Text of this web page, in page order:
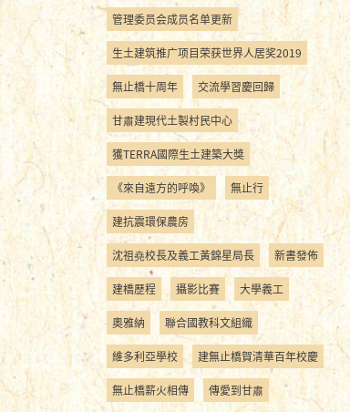
管理委员会成员名单更新
生土建筑推广项目荣获世界人居奖2019
無止橋十周年 交流學習慶回歸
甘肅建現代土製村民中心
獲TERRA國際生土建築大獎
《來自遠方的呼喚》 無止行
建抗震環保農房
沈祖堯校長及義工黃錦星局長 新書發佈
建橋歷程 攝影比賽 大學義工
奧雅納 聯合國教科文組織
維多利亞學校 建無止橋賀清華百年校慶
無止橋薪火相傳 傳愛到甘肅